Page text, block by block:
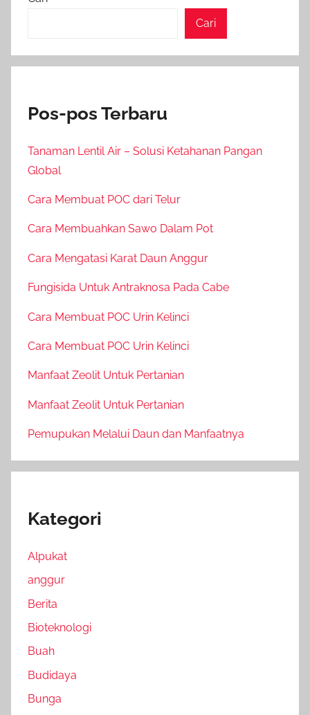
Cari
Pos-pos Terbaru
Tanaman Lentil Air – Solusi Ketahanan Pangan
Global
Cara Membuat POC dari Telur
Cara Membuahkan Sawo Dalam Pot
Cara Mengatasi Karat Daun Anggur
Fungisida Untuk Antraknosa Pada Cabe
Cara Membuat POC Urin Kelinci
Cara Membuat POC Urin Kelinci
Manfaat Zeolit Untuk Pertanian
Manfaat Zeolit Untuk Pertanian
Pemupukan Melalui Daun dan Manfaatnya
Kategori
Alpukat
anggur
Berita
Bioteknologi
Buah
Budidaya
Bunga